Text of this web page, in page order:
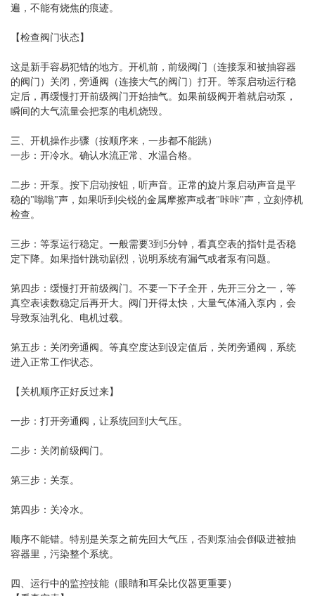
遍，不能有烧焦的痕迹。
【检查阀门状态】
这是新手容易犯错的地方。开机前，前级阀门（连接泵和被抽容器
的阀门）关闭，旁通阀（连接大气的阀门）打开。等泵启动运行稳
定后，再缓慢打开前级阀门开始抽气。如果前级阀开着就启动泵，
瞬间的大气流量会把泵的电机烧毁。
三、开机操作步骤（按顺序来，一步都不能跳）
一步：开冷水。确认水流正常、水温合格。
二步：开泵。按下启动按钮，听声音。正常的旋片泵启动声音是平
稳的"嗡嗡"声，如果听到尖锐的金属摩擦声或者"咔咔"声，立刻停机
检查。
三步：等泵运行稳定。一般需要3到5分钟，看真空表的指针是否稳
定下降。如果指针跳动剧烈，说明系统有漏气或者泵有问题。
第四步：缓慢打开前级阀门。不要一下子全开，先开三分之一，等
真空表读数稳定后再开大。阀门开得太快，大量气体涌入泵内，会
导致泵油乳化、电机过载。
第五步：关闭旁通阀。等真空度达到设定值后，关闭旁通阀，系统
进入正常工作状态。
【关机顺序正好反过来】
一步：打开旁通阀，让系统回到大气压。
二步：关闭前级阀门。
第三步：关泵。
第四步：关冷水。
顺序不能错。特别是关泵之前先回大气压，否则泵油会倒吸进被抽
容器里，污染整个系统。
四、运行中的监控技能（眼睛和耳朵比仪器更重要）